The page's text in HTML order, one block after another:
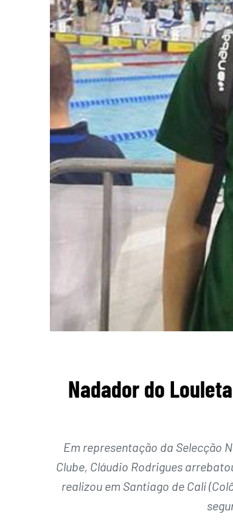
Nadador do
Em representação da Selecção
Clube, Cláudio Rodrigues
realizou em Santiago de Cali